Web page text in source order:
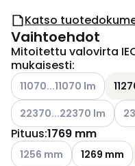
Katso
Vaihtoehdot
Mitoitettu valovirta
mukaisesti:
Katso käytettävissä
11070...11070 lm
Katso käytettävissä
22370...22370 lm
Pituus:1769 mm
Katso käytettävissä
1256 mm 1269 mm